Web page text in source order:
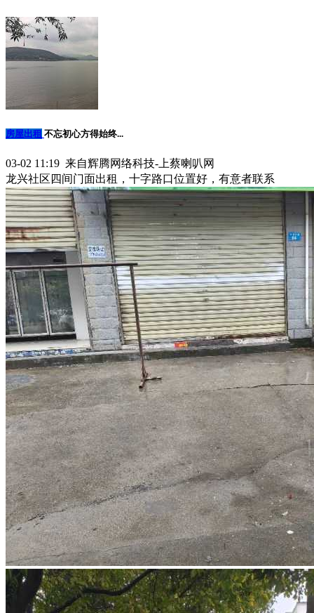
房屋出租 不忘初心方得始终...
03-02 11:19 来自辉腾网络科技-上蔡喇叭网
龙兴社区四间门面出租，十字路口位置好，有意者联系